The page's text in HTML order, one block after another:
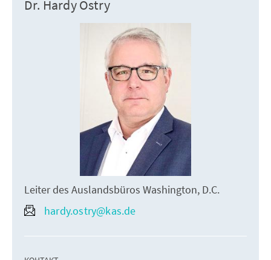
Dr. Hardy Ostry
Leiter des Auslandsbüros Washington, D.C.
hardy.ostry@kas.de